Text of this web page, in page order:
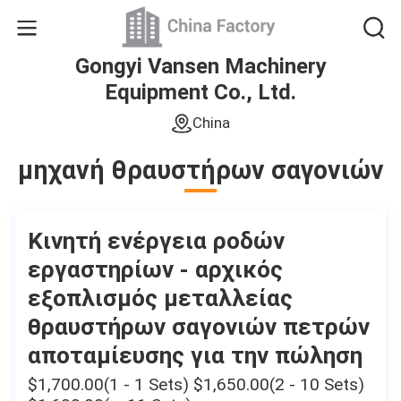
Gongyi Vansen Machinery
Equipment Co., Ltd.
China
μηχανή θραυστήρων σαγονιών
Κινητή ενέργεια ροδών
εργαστηρίων - αρχικός
εξοπλισμός μεταλλείας
θραυστήρων σαγονιών πετρών
αποταμίευσης για την πώληση
$1,700.00(1 - 1 Sets) $1,650.00(2 - 10 Sets)